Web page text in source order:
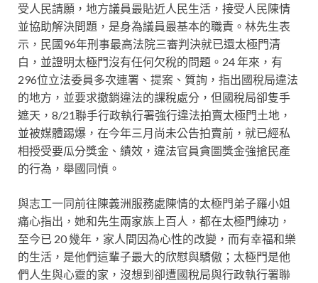
受人民請願，地方議員最貼近人民生活，接受人民陳情
並協助解決問題，是身為議員最基本的職責。林先生表
示，民國96年刑事最高法院三審判決就已還太極門清
白，並證明太極門沒有任何欠稅的問題。24 年來，有
296位立法委員多次連署、提案、質詢，指出國稅局違法
的地方，並要求撤銷違法的課稅處分，但國稅局卻隻手
遮天，8/21聯手行政執行署強行違法拍賣太極門土地，
並被媒體踢爆，在今年三月尚未公告拍賣前，就已經私
相授受要瓜分獎金、績效，違法官員貪圖獎金強搶民產
的行為，舉國同憤。
與志工一同前往陳義洲服務處陳情的太極門弟子羅小姐
痛心指出，她和先生兩家族上百人，都在太極門練功，
至今已 20 幾年，家人間因為心性的改變，而有幸福和樂
的生活，是他們這輩子最大的欣慰與驕傲；太極門是他
們人生與心靈的家，沒想到卻遭國稅局與行政執行署聯